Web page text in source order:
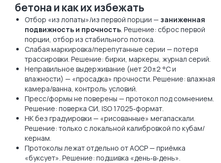
бетона и как их избежать
Отбор «из лопаты»/из первой порции — заниженная
подвижность и прочность. Решение: сброс первой
порции, отбор из стабильного потока.
Слабая маркировка/перепутанные серии — потеря
трассировки. Решение: бирки, маркеры, журнал серий.
Неправильное выдерживание (нет 20±2 °C и
влажности) — «просадка» прочности. Решение: влажная
камера/ванна, контроль условий.
Пресс/формы не поверены — протокол под сомнением.
Решение: поверка СИ, ISO 17025‑формат.
НК без градуировки — «рисованные» мегапаскали.
Решение: только с локальной калибровкой по кубам/
кернам.
Протоколы лежат отдельно от АОСР — приёмка
«буксует». Решение: подшивка «день‑в‑день».